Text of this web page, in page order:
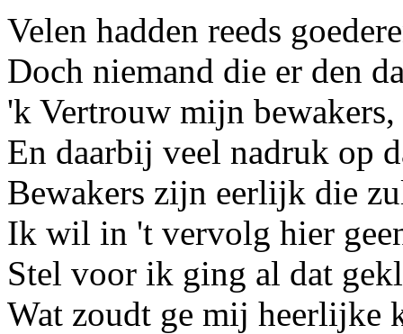
Velen hadden reeds
Doch niemand die er den
'k Vertrouw mijn bewakers,
En daarbij veel nadruk op
Bewakers zijn eerlijk die
Ik wil in 't vervolg hier
Stel voor ik ging al dat
Wat zoudt ge mij heerlijke